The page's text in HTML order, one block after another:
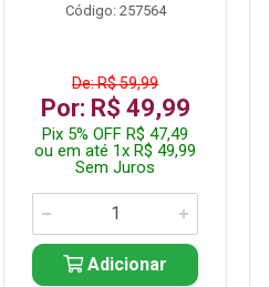
Código: 257564
De: R$ 59,99
Por: R$ 49,99
Pix 5% OFF R$ 47,49
ou em até 1x R$ 49,99
Sem Juros
Adicionar